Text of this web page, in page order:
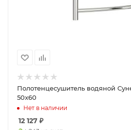
Полотенцесушитель водяной
50x60
Нет в наличии
12 127 ₽